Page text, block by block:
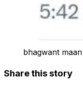
bhagwant
Share this story